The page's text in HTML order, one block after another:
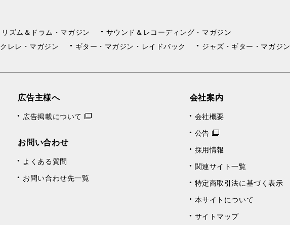
リズム＆ドラム・マガジン
サウンド＆レコーディング・マガジン
レレ・マガジン ギター・マガジン・レイドバック ジャズ・ギター・マガジン
広告主様へ
広告掲載について
お問い合わせ
よくある質問
お問い合わせ先一覧
会社案内
会社概要
公告
採用情報
関連サイト一覧
特定商取引法に基づく表示
本サイトについて
サイトマップ